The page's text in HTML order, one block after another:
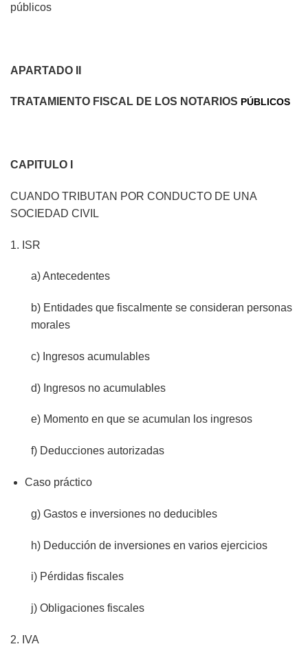
públicos
APARTADO II
TRATAMIENTO FISCAL DE LOS NOTARIOS PÚBLICOS
CAPITULO I
CUANDO TRIBUTAN POR CONDUCTO DE UNA
SOCIEDAD CIVIL
1. ISR
a) Antecedentes
b) Entidades que fiscalmente se consideran personas
morales
c) Ingresos acumulables
d) Ingresos no acumulables
e) Momento en que se acumulan los ingresos
f) Deducciones autorizadas
Caso práctico
g) Gastos e inversiones no deducibles
h) Deducción de inversiones en varios ejercicios
i) Pérdidas fiscales
j) Obligaciones fiscales
2. IVA